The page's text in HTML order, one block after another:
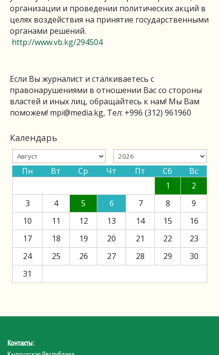
организации и проведении политических акций в
целях воздействия на принятие государственными
органами решений.
http://www.vb.kg/294504
Если Вы журналист и сталкиваетесь с
правонарушениями в отношении Вас со стороны
властей и иных лиц, обращайтесь к нам! Мы Вам
поможем! mpi@media.kg, Тел: +996 (312) 961960
Календарь
Пн Вт Ср Чт Пт Сб
Вс
1
2
3
4 5 6 7 8
9
10
11 12 13 14 15
16
17
18 19 20 21 22
23
24
25 26 27 28 29
30
31
Контакты: